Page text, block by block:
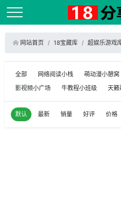
网站首页 18宝藏库 超娱乐游戏
全部 网络阅读小栈 萌动漫小憩窝
影视频小广场
牛教程小班级 天籁
默认 最新 销量 好评 价格